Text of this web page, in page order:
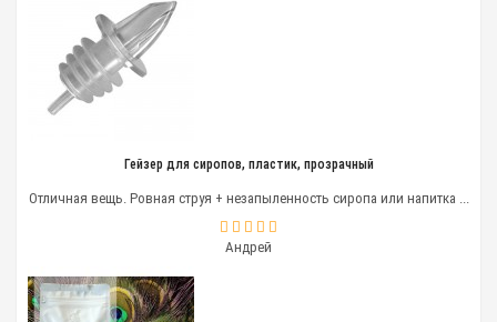
раскрывает свои качества. Материал, в отличие от
фаянса или фарфора, «дышит», что делает вкус и
аромат напитка более насыщенным. В чайничке из
глины длительное время сохраняется равномерная,
традиционно изготавливали вручную.
искусства и стоили очень дорого.
Современные технологии
значительно упростили процесс, но
безупречным.
Гейзер для сиропов, пластик, прозрачный
Отличная вещь. Ровная струя + незапыленность сиропа или напитка ...
Андрей